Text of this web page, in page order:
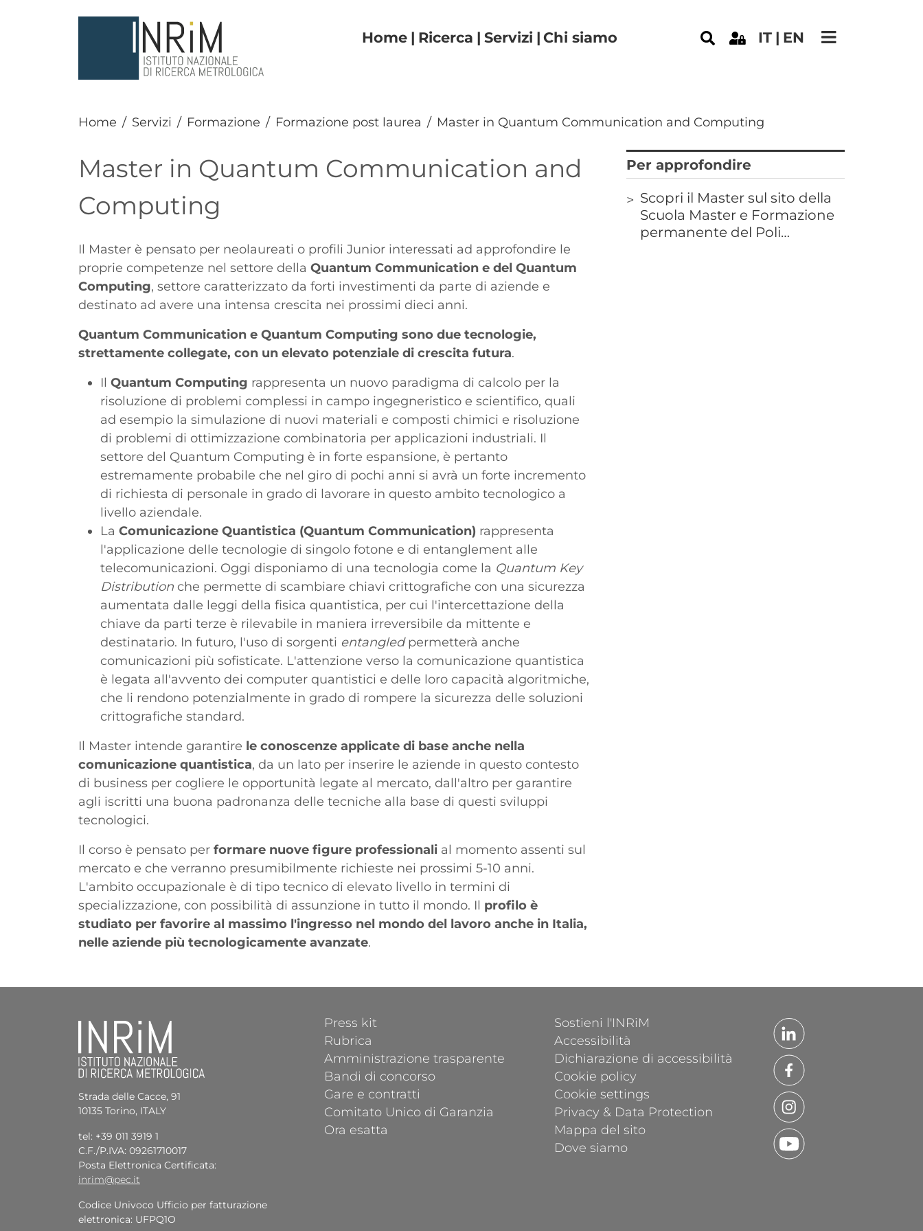
Navigazione principale
Home Ricerca Servizi Chi siamo IT EN
Home Servizi Formazione Formazione post laurea Master in Quantum Communication and Computing
Master in Quantum Communication and
Computing
Paragrafo
Il Master è pensato per neolaureati o profili Junior interessati ad approfondire le
proprie competenze nel settore della Quantum Communication e del Quantum
Computing, settore caratterizzato da forti investimenti da parte di aziende e
destinato ad avere una intensa crescita nei prossimi dieci anni.
Quantum Communication e Quantum Computing sono due tecnologie,
strettamente collegate, con un elevato potenziale di crescita futura.
Il Quantum Computing rappresenta un nuovo paradigma di calcolo per la
risoluzione di problemi complessi in campo ingegneristico e scientifico, quali
ad esempio la simulazione di nuovi materiali e composti chimici e risoluzione
di problemi di ottimizzazione combinatoria per applicazioni industriali. Il
settore del Quantum Computing è in forte espansione, è pertanto
estremamente probabile che nel giro di pochi anni si avrà un forte incremento
di richiesta di personale in grado di lavorare in questo ambito tecnologico a
livello aziendale.
La Comunicazione Quantistica (Quantum Communication) rappresenta
l'applicazione delle tecnologie di singolo fotone e di entanglement alle
telecomunicazioni. Oggi disponiamo di una tecnologia come la Quantum Key
Distribution che permette di scambiare chiavi crittografiche con una sicurezza
aumentata dalle leggi della fisica quantistica, per cui l'intercettazione della
chiave da parti terze è rilevabile in maniera irreversibile da mittente e
destinatario. In futuro, l'uso di sorgenti entangledpermetterà anche
comunicazioni più sofisticate. L'attenzione verso la comunicazione quantistica
è legata all'avvento dei computer quantistici e delle loro capacità algoritmiche,
che li rendono potenzialmente in grado di rompere la sicurezza delle soluzioni
crittografiche standard.
Il Master intende garantire le conoscenze applicate di base anche nella
comunicazione quantistica, da un lato per inserire le aziende in questo contesto
di business per cogliere le opportunità legate al mercato, dall'altro per garantire
agli iscritti una buona padronanza delle tecniche alla base di questi sviluppi
tecnologici.
Il corso è pensato per formare nuove figure professionali al momento assenti sul
mercato e che verranno presumibilmente richieste nei prossimi 5-10 anni.
L'ambito occupazionale è di tipo tecnico di elevato livello in termini di
specializzazione, con possibilità di assunzione in tutto il mondo. Il profilo è
studiato per favorire al massimo l'ingresso nel mondo del lavoro anche in Italia,
nelle aziende più tecnologicamente avanzate.
Correlati
Titolo
Per approfondire
Links
Scopri il Master sul sito della
Scuola Master e Formazione
permanente del Poli…
Strada delle Cacce, 91
10135 Torino, ITALY
tel: +39 011 3919 1
C.F./P.IVA: 09261710017
Posta Elettronica Certificata:
inrim@pec.it
Codice Univoco Ufficio per fatturazione
elettronica: UFPQ1O
FOOTER 1
Press kit
Rubrica
Amministrazione trasparente
Bandi di concorso
Gare e contratti
Comitato Unico di Garanzia
Ora esatta
FOOTER 2
Sostieni l'INRiM
Accessibilità
Dichiarazione di accessibilità
Cookie policy
Cookie settings
Privacy & Data Protection
Mappa del sito
Dove siamo